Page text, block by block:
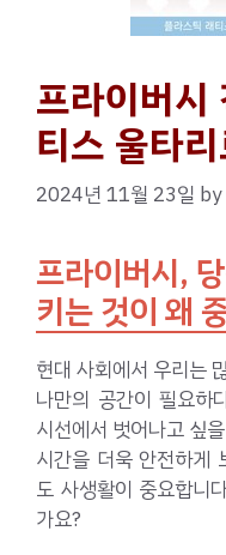
프라이버시
티스 울타
2024년 11월 23일 by
프라이버시,
키는 것이 왜
현대 사회에서 우리는
나만의 공간이 필요하
시선에서 벗어나고 싶
시간을 더욱 안전하게
도 사생활이 중요합니
가요?